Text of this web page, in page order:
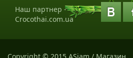
Наш партнер -
Crocothai.com.ua